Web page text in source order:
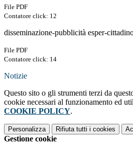
File PDF
Contatore click: 12
disseminazione-pubblicità esper-
File PDF
Contatore click: 14
Notizie
Questo sito o gli strumenti terzi da
cookie necessari al funzionamento ed
COOKIE POLICY.
Personalizza Rifiuta tutti i cookies
Gestione cookie